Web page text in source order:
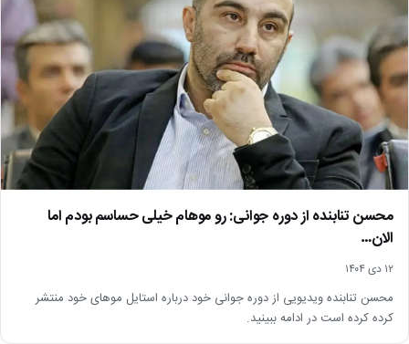
محسن تنابنده از دوره جوانی: رو موهام خیلی حساسم بودم اما
الان…
۱۲ دی ۱۴۰۴
محسن تنابنده ویدیویی از دوره جوانی خود درباره استایل موهای خود منتشر
کرده کرده است در ادامه ببینید.